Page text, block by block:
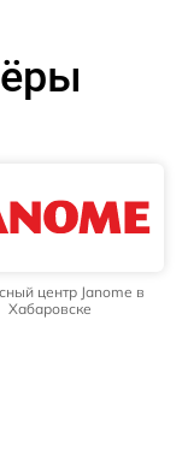
центр Janome в
Хабаровске